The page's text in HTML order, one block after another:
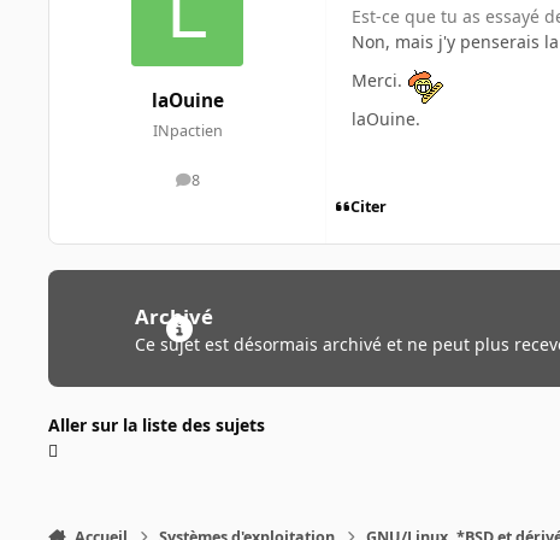
laOuine
INpactien
8
messages
Est-ce que tu as essayé
Non, mais j'y penserais
Merci.
laOuine.
Citer
Archivé
Ce sujet est désormais archivé et ne peut plus
Aller sur la liste des sujets